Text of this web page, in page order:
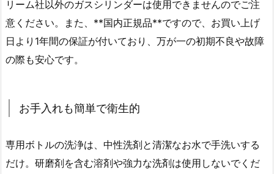
リーム社以外のガスシリンダーは使用できませんのでご注
意ください。また、**国内正規品**ですので、お買い上げ
日より1年間の保証が付いており、万が一の初期不良や故障
の際も安心です。
お手入れも簡単で衛生的
専用ボトルの洗浄は、中性洗剤と清潔なお水で手洗いする
だけ。研磨剤を含む溶剤や強力な洗剤は使用しないでくだ